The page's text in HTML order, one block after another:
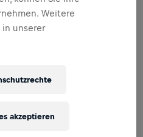
100 % davon
Weitere
unserer
akzeptieren